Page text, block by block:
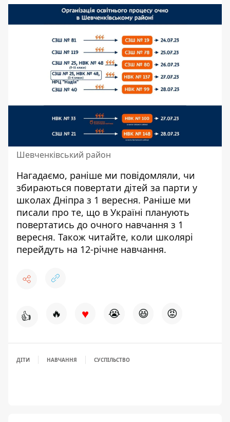
Шевченківський район
Нагадаємо, раніше ми повідомляли, чи
збираються повертати дітей за парти у
школах Дніпра з 1 вересня. Раніше ми
писали про те, що в Україні планують
повертатись до очного навчання з 1
вересня. Також читайте, коли школярі
перейдуть на 12-річне навчання.
👍 🔥 ♥ 😭 😆 😡
ДІТИ НАВЧАННЯ СУСПІЛЬСТВО